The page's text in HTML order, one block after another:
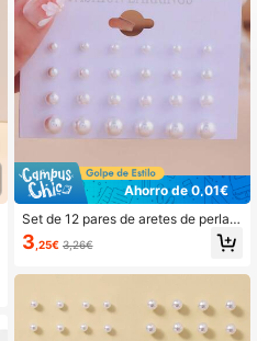
Ahorro de 0,01€
Set de 12 pares de aretes de perlas
falsas, aptos para uso diario
3 ,25€ 3,26€